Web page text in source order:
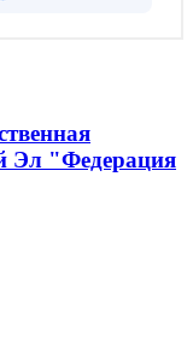
Эл "Федерация